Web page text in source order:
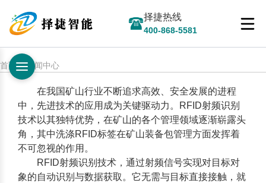
择捷热线
400-868-5581
首页 > 新闻中心
在我国矿山行业不断追求高效、安全发展的进程
中，先进技术的应用成为关键驱动力。RFID射频识别
技术以其独特优势，在矿山的各个管理领域逐渐崭露头
角，其中洗涤RFID标签在矿山装备包管理方面发挥着
不可忽视的作用。
RFID射频识别技术，通过射频信号实现对目标对
象的自动识别与数据获取。它无需与目标直接接触，就